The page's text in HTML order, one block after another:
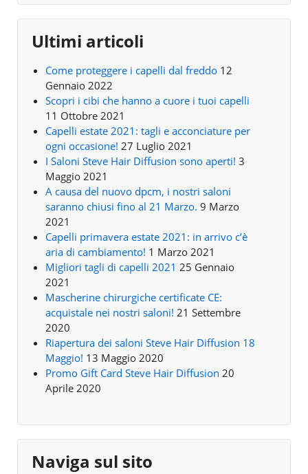
Ultimi articoli
Come proteggere i capelli dal freddo 12
Gennaio 2022
Scopri i cibi che hanno a cuore i tuoi capelli
11 Ottobre 2021
Capelli estate 2021: tagli e acconciature per
ogni occasione! 27 Luglio 2021
I Saloni Steve Hair Diffusion sono aperti! 3
Maggio 2021
A causa del nuovo dpcm, i nostri saloni
saranno chiusi fino al 21 Marzo. 9 Marzo
2021
Capelli primavera estate 2021: in arrivo c’è
aria di cambiamento! 1 Marzo 2021
Migliori tagli di capelli 2021 25 Gennaio
2021
Mascherine chirurgiche certificate CE:
acquistale nei nostri saloni! 21 Settembre
2020
Riapertura dei saloni Steve Hair Diffusion 18
Maggio! 13 Maggio 2020
Promo Gift Card Steve Hair Diffusion 20
Aprile 2020
Naviga sul sito